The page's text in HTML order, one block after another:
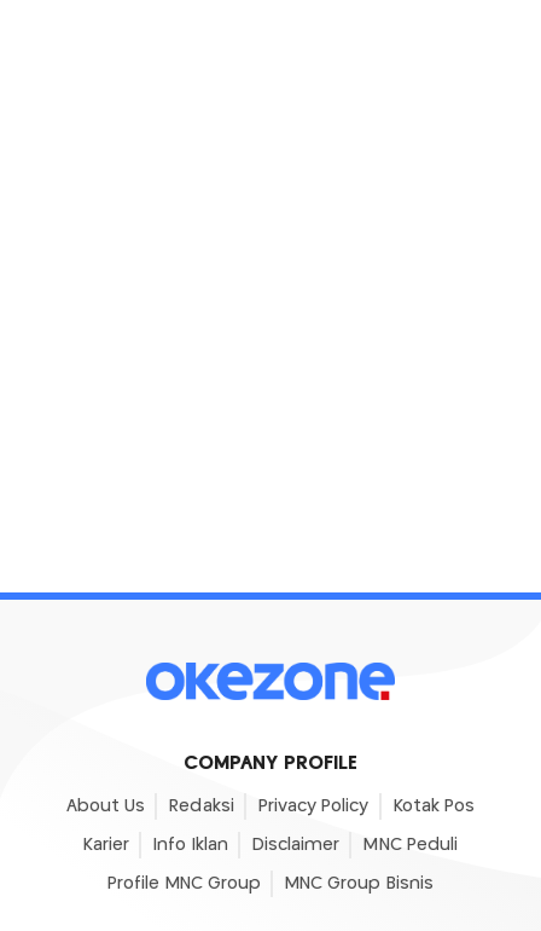
COMPANY PROFILE
About Us Redaksi Privacy Policy Kotak Pos
Karier Info Iklan Disclaimer MNC Peduli
Profile MNC Group MNC Group Bisnis